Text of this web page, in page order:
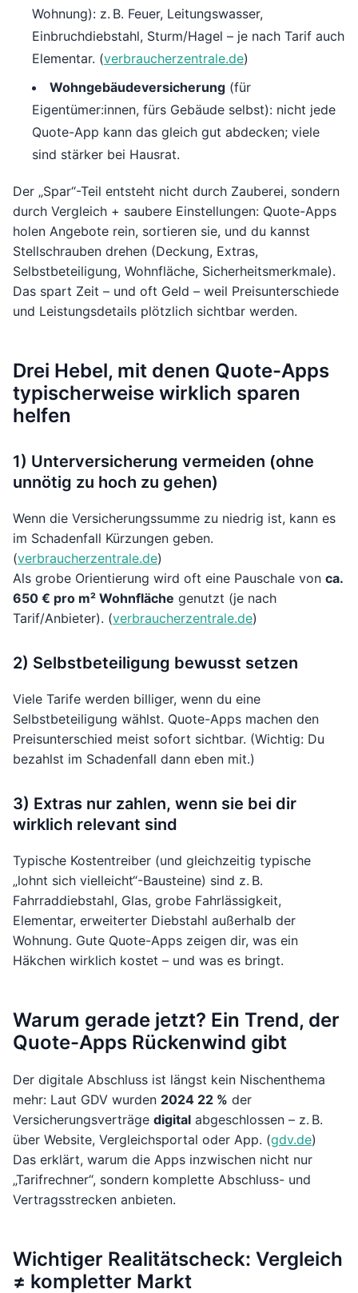
Wohnung): z. B. Feuer, Leitungswasser,
Einbruchdiebstahl, Sturm/Hagel – je nach Tarif auch
Elementar. (verbraucherzentrale.de)
Wohngebäudeversicherung (für
Eigentümer:innen, fürs Gebäude selbst): nicht jede
Quote-App kann das gleich gut abdecken; viele
sind stärker bei Hausrat.
Der „Spar“-Teil entsteht nicht durch Zauberei, sondern
durch Vergleich + saubere Einstellungen: Quote-Apps
holen Angebote rein, sortieren sie, und du kannst
Stellschrauben drehen (Deckung, Extras,
Selbstbeteiligung, Wohnfläche, Sicherheitsmerkmale).
Das spart Zeit – und oft Geld – weil Preisunterschiede
und Leistungsdetails plötzlich sichtbar werden.
Drei Hebel, mit denen Quote-Apps
typischerweise wirklich sparen
helfen
1) Unterversicherung vermeiden (ohne
unnötig zu hoch zu gehen)
Wenn die Versicherungssumme zu niedrig ist, kann es
im Schadenfall Kürzungen geben.
(verbraucherzentrale.de)
Als grobe Orientierung wird oft eine Pauschale von ca.
650 € pro m² Wohnfläche genutzt (je nach
Tarif/Anbieter). (verbraucherzentrale.de)
2) Selbstbeteiligung bewusst setzen
Viele Tarife werden billiger, wenn du eine
Selbstbeteiligung wählst. Quote-Apps machen den
Preisunterschied meist sofort sichtbar. (Wichtig: Du
bezahlst im Schadenfall dann eben mit.)
3) Extras nur zahlen, wenn sie bei dir
wirklich relevant sind
Typische Kostentreiber (und gleichzeitig typische
„lohnt sich vielleicht“-Bausteine) sind z. B.
Fahrraddiebstahl, Glas, grobe Fahrlässigkeit,
Elementar, erweiterter Diebstahl außerhalb der
Wohnung. Gute Quote-Apps zeigen dir, was ein
Häkchen wirklich kostet – und was es bringt.
Warum gerade jetzt? Ein Trend, der
Quote-Apps Rückenwind gibt
Der digitale Abschluss ist längst kein Nischenthema
mehr: Laut GDV wurden 2024 22 % der
Versicherungsverträge digital abgeschlossen – z. B.
über Website, Vergleichsportal oder App. (gdv.de)
Das erklärt, warum die Apps inzwischen nicht nur
„Tarifrechner“, sondern komplette Abschluss- und
Vertragsstrecken anbieten.
Wichtiger Realitätscheck: Vergleich
≠ kompletter Markt